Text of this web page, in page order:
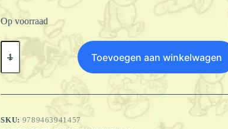
Op voorraad
De
Lijkwade
–
Christi,
aantal
Toevoegen aan winkelwagen
SKU: 9789463941457